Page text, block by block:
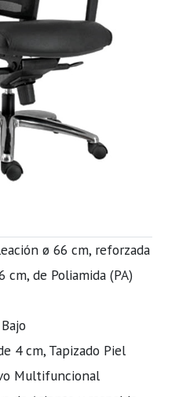
ø 66 cm, reforzada
cm, de Poliamida (PA)
4 cm, Tapizado Piel
Multifuncional